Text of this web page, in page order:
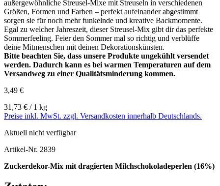
außergewöhnliche Streusel-Mixe mit Streuseln in verschiedenen
Größen, Formen und Farben – perfekt aufeinander abgestimmt
sorgen sie für noch mehr funkelnde und kreative Backmomente.
Egal zu welcher Jahreszeit, dieser Streusel-Mix gibt dir das perfekte
Sommerfeeling. Feier den Sommer mal so richtig und verblüffe
deine Mitmenschen mit deinen Dekorationskünsten.
Bitte beachten Sie, dass unsere Produkte ungekühlt versendet
werden. Dadurch kann es bei warmen Temperaturen auf dem
Versandweg zu einer Qualitätsminderung kommen.
3,49 €
31,73 € / 1 kg
Preise inkl. MwSt. zzgl. Versandkosten innerhalb Deutschlands.
Aktuell nicht verfügbar
Artikel-Nr. 2839
Zuckerdekor-Mix mit dragierten Milchschokoladeperlen (16%)